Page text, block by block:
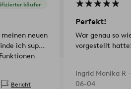
käufer
neuen
ich super
Bericht
Perfekt!
War genau so
vorgestellt
Ingrid Monika R
06-04